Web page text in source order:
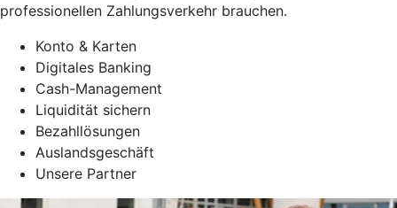
professionellen Zahlungsverkehr brauchen.
Konto & Karten
Digitales Banking
Cash-Management
Liquidität sichern
Bezahllösungen
Auslandsgeschäft
Unsere Partner